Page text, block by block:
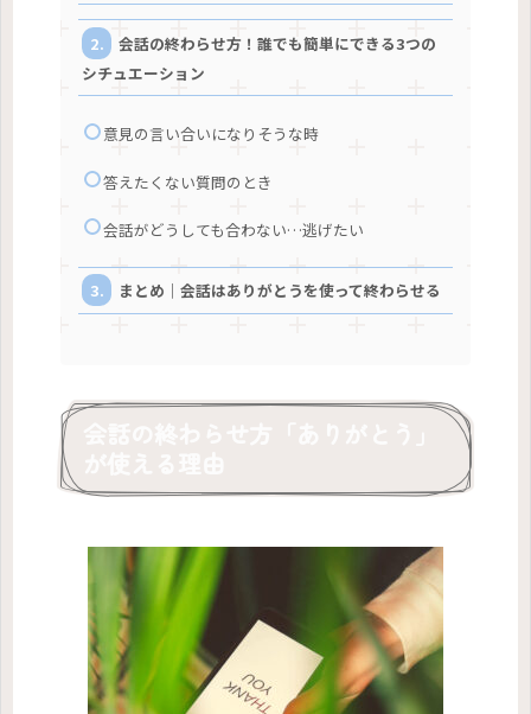
会話の終わらせ方！誰でも簡単にできる3つの
シチュエーション
意見の言い合いになりそうな時
答えたくない質問のとき
会話がどうしても合わない…逃げたい
まとめ｜会話はありがとうを使って終わらせる